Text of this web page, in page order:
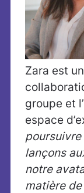
Zara est
groupe et
espace
lançons
notre
matière